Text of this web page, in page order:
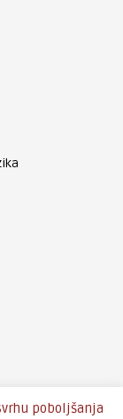
poboljšanja